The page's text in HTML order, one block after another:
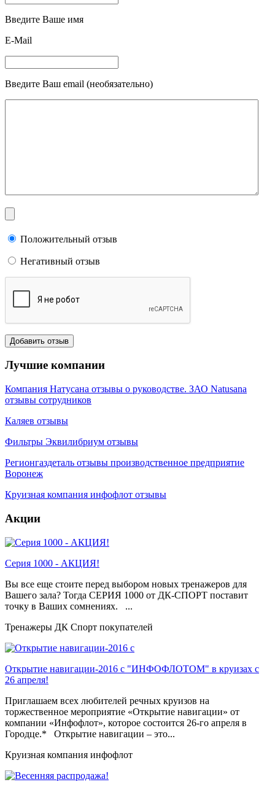
Введите Ваше имя
E-Mail
Введите Ваш email (необязательно)
Положительный отзыв
Негативный отзыв
Лучшие компании
Компания Натусана отзывы о руководстве. ЗАО Natusana
отзывы сотрудников
Каляев отзывы
Фильтры Эквилибриум отзывы
Регионгаздеталь отзывы производственное предприятие
Воронеж
Круизная компания инфофлот отзывы
Акции
Серия 1000 - АКЦИЯ!
Вы все еще стоите перед выбором новых тренажеров для
Вашего зала? Тогда СЕРИЯ 1000 от ДК-СПОРТ поставит
точку в Ваших сомнениях. ...
Тренажеры ДК Спорт покупателей
Открытие навигации-2016 с "ИНФОФЛОТОМ" в круизах с
26 апреля!
Приглашаем всех любителей речных круизов на
торжественное мероприятие «Открытие навигации» от
компании «Инфофлот», которое состоится 26-го апреля в
Городце.* Открытие навигации – это...
Круизная компания инфофлот